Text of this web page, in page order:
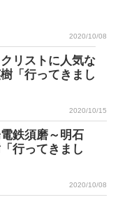
2020/10/08
リストに人気な
「行ってきまし
2020/10/15
鉄須磨～明石
行ってきまし
2020/10/08